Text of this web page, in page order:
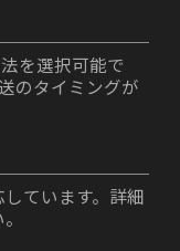
を選択可能で
のタイミングが
ています。詳細